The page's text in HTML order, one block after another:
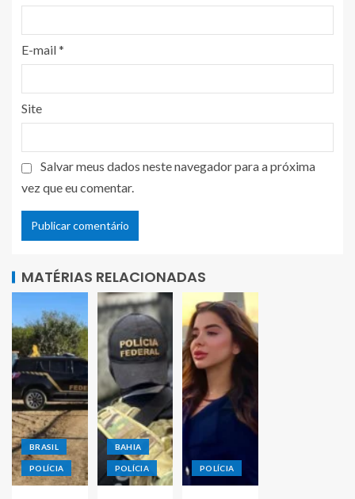
E-mail*
Site
Salvar meus dados neste navegador para a próxima
vez que eu comentar.
MATÉRIAS RELACIONADAS
BRASIL
POLÍCIA
BAHIA
POLÍCIA POLÍCIA